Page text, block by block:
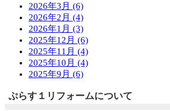
2026年3月 (6)
2026年2月 (4)
2026年1月 (3)
2025年12月 (6)
2025年11月 (4)
2025年10月 (4)
2025年9月 (6)
ぷらす１リフォームについて